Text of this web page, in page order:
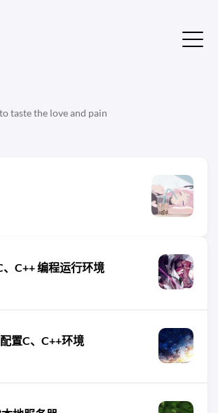
taste the love and pain
、C++ 编程运行环境
置C、C++环境